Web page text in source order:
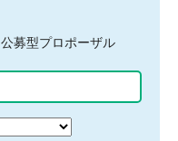
公募型プロポーザル